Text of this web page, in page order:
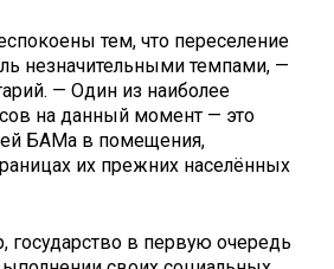
тем, что переселение
незначительными темпами, —
— Один из наиболее
на данный момент — это
БАМа в помещения,
их прежних населённых
государство в первую очередь